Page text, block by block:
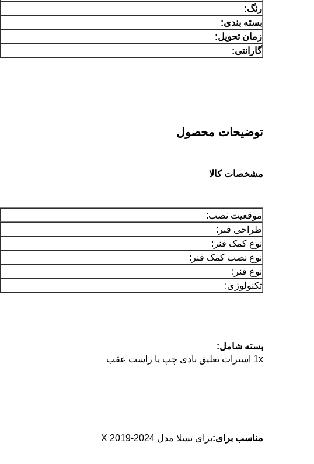
رنگ:
بسته بندی:
زمان تحویل:
گارانتی:
توضیحات محصول
مشخصات کالا
موقعیت نصب:
طراحی فنر:
نوع کمک فنر:
نوع نصب کمک فنر:
نوع فنر:
تکنولوژی:
بسته شامل:
1x استرات تعلیق بادی چپ یا راست عقب
مناسب برای:برای تسلا مدل X 2019-2024